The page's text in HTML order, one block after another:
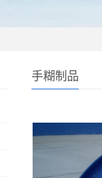
手糊制品